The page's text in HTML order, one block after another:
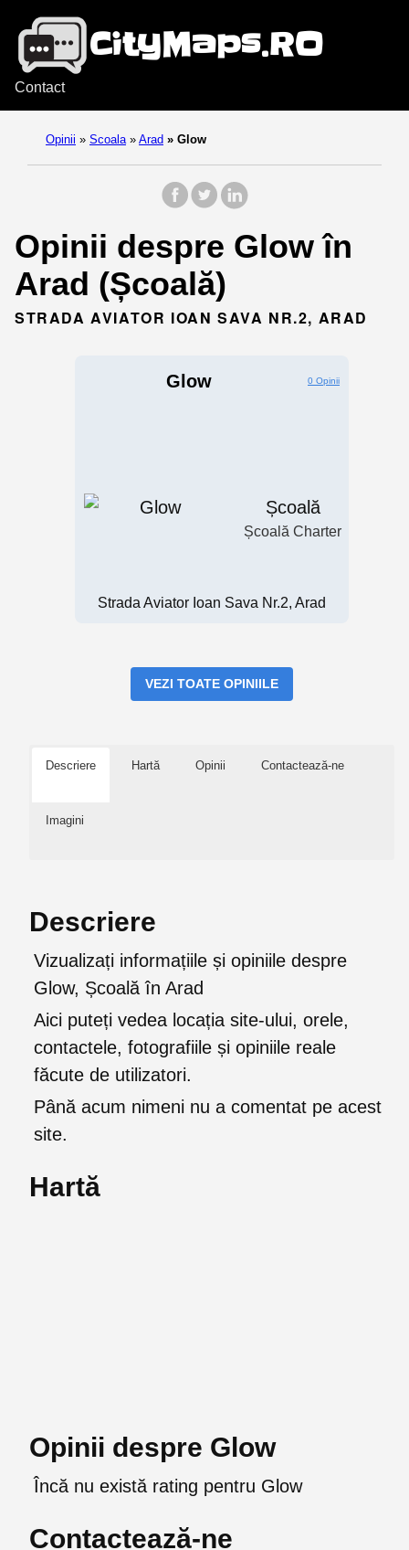
Contact
Opinii » Scoala » Arad » Glow
Opinii despre Glow în
Arad (Școală)
STRADA AVIATOR IOAN SAVA NR.2, ARAD
Glow 0 Opinii
Școală
Școală Charter
Strada Aviator Ioan Sava Nr.2, Arad
VEZI TOATE OPINIILE
Descriere Hartă Opinii Contactează-ne
Imagini
Descriere
Vizualizați informațiile și opiniile despre
Glow, Școală în Arad
Aici puteți vedea locația site-ului, orele,
contactele, fotografiile și opiniile reale
făcute de utilizatori.
Până acum nimeni nu a comentat pe acest
site.
Hartă
Opinii despre Glow
Încă nu există rating pentru Glow
Contactează-ne